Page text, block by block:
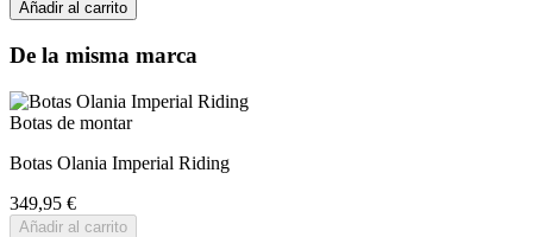
Añadir al carrito
De la misma marca
Botas de montar
Botas Olania Imperial Riding
349,95 €
Añadir al carrito